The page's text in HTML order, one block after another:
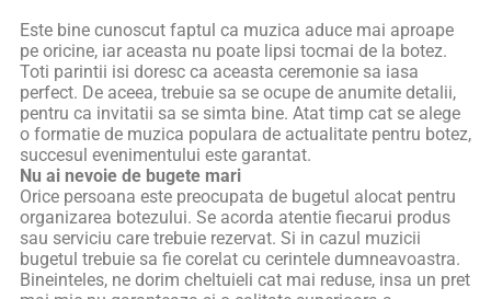
Este bine cunoscut faptul ca muzica aduce mai aproape
pe oricine, iar aceasta nu poate lipsi tocmai de la botez.
Toti parintii isi doresc ca aceasta ceremonie sa iasa
perfect. De aceea, trebuie sa se ocupe de anumite detalii,
pentru ca invitatii sa se simta bine. Atat timp cat se alege
o formatie de muzica populara de actualitate pentru botez,
succesul evenimentului este garantat.
Nu ai nevoie de bugete mari
Orice persoana este preocupata de bugetul alocat pentru
organizarea botezului. Se acorda atentie fiecarui produs
sau serviciu care trebuie rezervat. Si in cazul muzicii
bugetul trebuie sa fie corelat cu cerintele dumneavoastra.
Bineinteles, ne dorim cheltuieli cat mai reduse, insa un pret